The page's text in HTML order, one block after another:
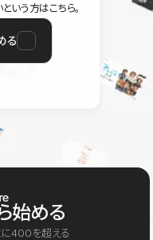
いう方はこちら。
る
始める
に400を超える